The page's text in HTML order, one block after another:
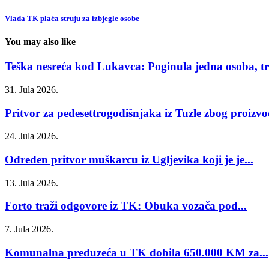
Vlada TK plaća struju za izbjegle osobe
You may also like
Teška nesreća kod Lukavca: Poginula jedna osoba,
31. Jula 2026.
Pritvor za pedesettrogodišnjaka iz Tuzle zbog
24. Jula 2026.
Određen pritvor muškarcu iz Ugljevika koji je je...
13. Jula 2026.
Forto traži odgovore iz TK: Obuka vozača pod...
7. Jula 2026.
Komunalna preduzeća u TK dobila 650.000 KM za...